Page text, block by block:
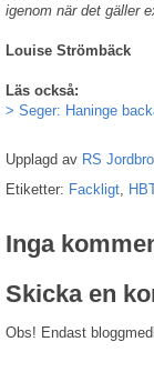
igenom när det gäller
Louise Strömbäck
Läs också:
> Seger: Haninge
Upplagd av RS Jordbro
Etiketter: Fackligt
Inga
Skicka en
Obs! Endast